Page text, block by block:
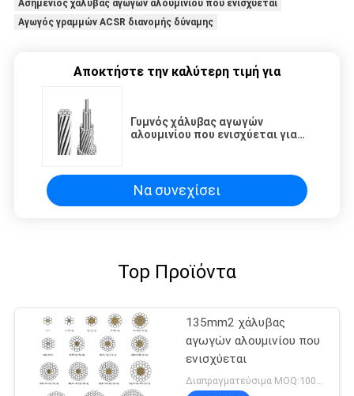
Ασημένιος χάλυβας αγωγών αλουμινίου που ενισχύεται
Αγωγός γραμμών ACSR διανομής δύναμης
Αποκτήστε την καλύτερη τιμή για
Γυμνός χάλυβας αγωγών
αλουμινίου που ενισχύεται για
Να συνεχίσει
Top Προϊόντα
135mm2 χάλυβας
αγωγών αλουμινίου που
ενισχύεται